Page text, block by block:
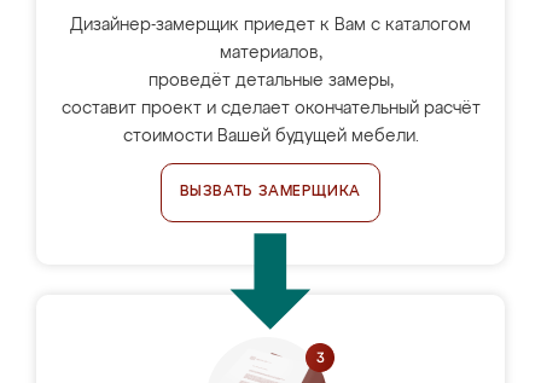
Дизайнер-замерщик приедет к Вам с каталогом
материалов,
проведёт детальные замеры,
составит проект и сделает окончательный расчёт
стоимости Вашей будущей мебели.
ВЫЗВАТЬ ЗАМЕРЩИКА